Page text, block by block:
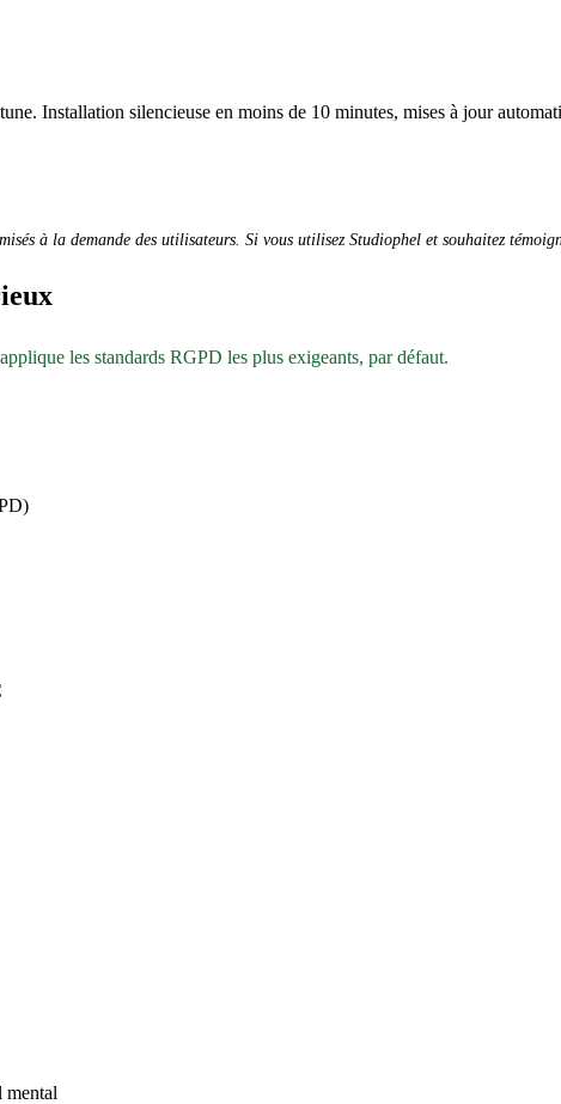
Installation silencieuse en moins de 10 minutes, mises à jour
à la demande des utilisateurs. Si vous utilisez Studiophel et souhaitez
les standards RGPD les plus exigeants, par défaut.
mental